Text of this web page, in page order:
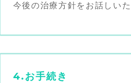
今後の治療方針をお話しいた
4.お手続き